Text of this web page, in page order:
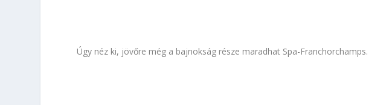
Úgy néz ki, jövőre még a bajnokság része maradhat Spa-Franchorchamps.